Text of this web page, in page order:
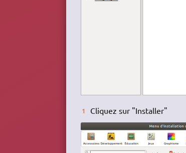
Cliquez sur "Installer"